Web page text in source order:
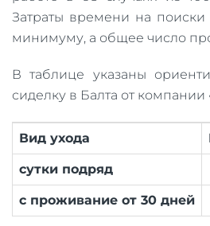
Затраты времени на поиски
минимуму, а общее число
В таблице указаны
сиделку в Балта от
Вид ухода
сутки подряд
с проживание от 30 дней